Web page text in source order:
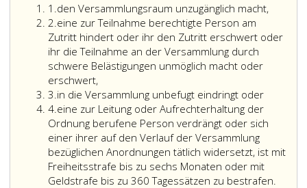
1.Ziffer
eins
den Versammlungsraum unzugänglich macht,
2.Ziffer
2
eine zur Teilnahme berechtigte Person am
Zutritt hindert oder ihr den Zutritt erschwert oder
ihr die Teilnahme an der Versammlung durch
schwere Belästigungen unmöglich macht oder
erschwert,
3.Ziffer
3
in die Versammlung unbefugt eindringt oder
4.Ziffer
4
eine zur Leitung oder Aufrechterhaltung der
Ordnung berufene Person verdrängt oder sich
einer ihrer auf den Verlauf der Versammlung
bezüglichen Anordnungen tätlich widersetzt, ist mit
Freiheitsstrafe bis zu sechs Monaten oder mit
Geldstrafe bis zu 360 Tagessätzen zu bestrafen.